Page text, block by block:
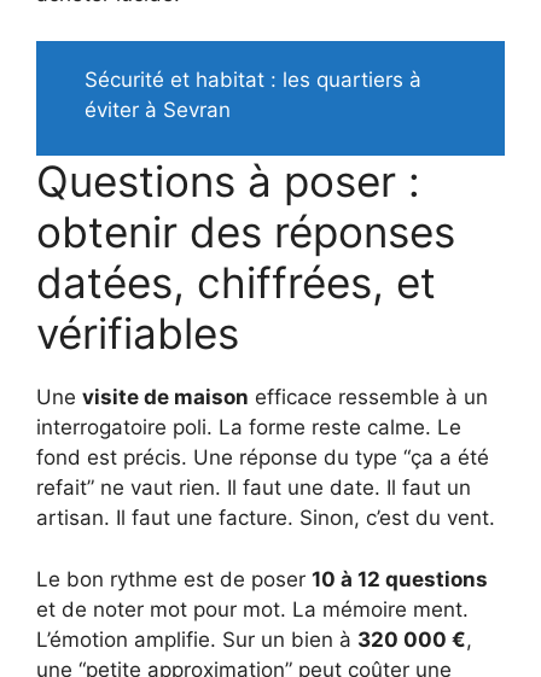
Sécurité et habitat : les quartiers à
éviter à Sevran
Questions à poser :
obtenir des réponses
datées, chiffrées, et
vérifiables
Une visite de maison efficace ressemble à un
interrogatoire poli. La forme reste calme. Le
fond est précis. Une réponse du type “ça a été
refait” ne vaut rien. Il faut une date. Il faut un
artisan. Il faut une facture. Sinon, c’est du vent.
Le bon rythme est de poser 10 à 12 questions
et de noter mot pour mot. La mémoire ment.
L’émotion amplifie. Sur un bien à 320 000 €,
une “petite approximation” peut coûter une